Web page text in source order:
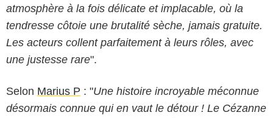
atmosphère à la fois délicate et implacable, où la
tendresse côtoie une brutalité sèche, jamais gratuite.
Les acteurs collent parfaitement à leurs rôles, avec
une justesse rare".
Selon Marius P : "Une histoire incroyable méconnue
désormais connue qui en vaut le détour ! Le Cézanne